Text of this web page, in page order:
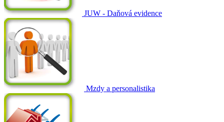
JUW - Daňová evidence
Mzdy a personalistika